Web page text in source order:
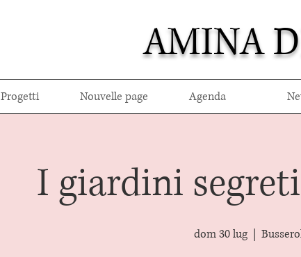
AMINA
Progetti Nouvelle page Agenda
I giardini
dom 30 lug
  |